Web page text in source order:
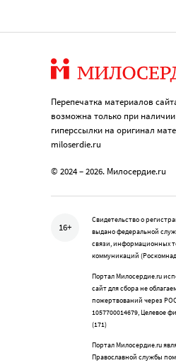
Перепечатка материалов
возможна только при
гиперссылки на оригинал
miloserdie.ru
© 2024 – 2026. Милосердие.ru
16+
Свидетельство о
выдано федеральной
связи, информационных
коммуникаций
Портал Милосердие.ru
сайт для сбора не
пожертвований через
1057700014679, Целевое
(171)
Портал Милосердие.ru
Православной службы